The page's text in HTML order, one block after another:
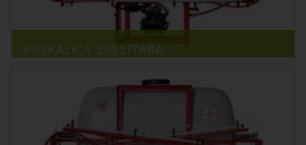
PRSKALICA 330 LITARA